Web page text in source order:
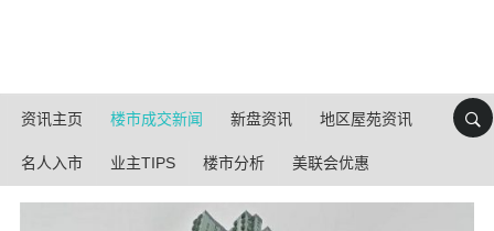
资讯主页 楼市成交新闻 新盘资讯 地区屋苑资讯
名人入市 业主TIPS 楼市分析 美联会优惠